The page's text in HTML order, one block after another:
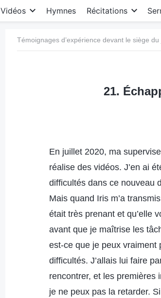
Vidéos Hymnes Récitations
Témoignages d’expérience devant le siège
21.
En juillet 2020, ma
réalise des vidéos. J’en ai
difficultés dans ce nouveau
Mais quand Iris m’a
était très prenant et qu’elle
avant que je maîtrise les
est-ce que je peux vraiment
difficultés. J’allais lui faire
rencontrer, et les premières
je ne peux pas la retarder.